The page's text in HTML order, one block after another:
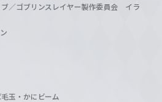
／ゴブリンスレイヤー製作委員会 イラ
玉・かにビーム